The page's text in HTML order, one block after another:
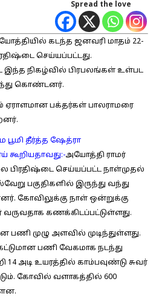
Spread the love
கடந்த ஜனவரி மாதம் 22-
செய்யப்பட்டது.
இந்த நிகழ்வில் பிரபலங்கள் உள்பட
கொண்டனர்.
ஏராளமான பக்தர்கள் பாலராமரை
பூமி தீர்த்த ஷேத்ரா
கூறியதாவது:-அயோத்தி ராமர்
பிரதிஷ்டை செய்யப்பட்ட நாள்முதல்
பகுதிகளில் இருந்து வந்து
கோவிலுக்கு நாள் ஒன்றுக்கு
வருவதாக கணக்கிடப்பட்டுள்ளது.
முழு அளவில் முடிந்துள்ளது.
பணி வேகமாக நடந்து
14 அடி உயரத்தில் காம்பவுண்டு சுவர்
கோவில் வளாகத்தில் 600